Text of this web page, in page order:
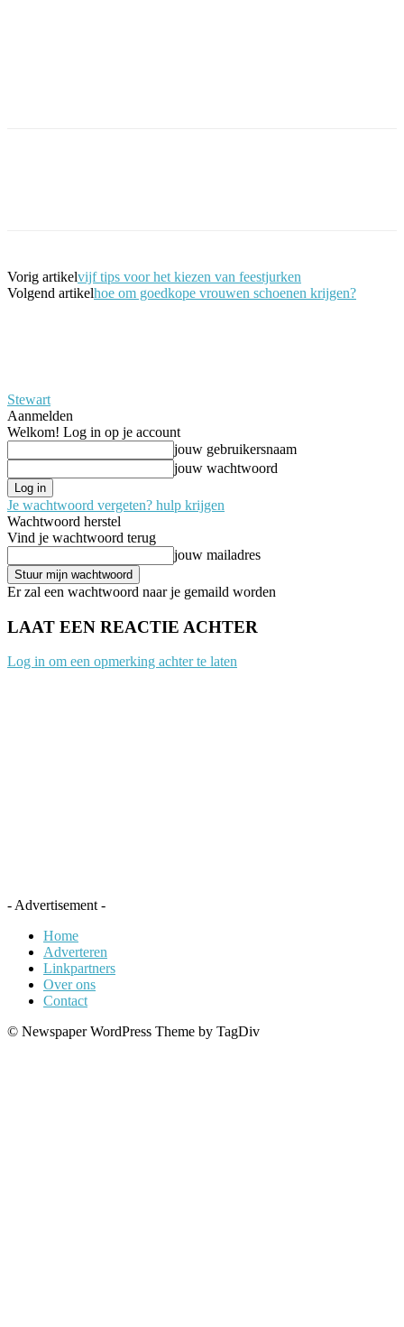
Vorig artikelvijf tips voor het kiezen van feestjurken
Volgend artikelhoe om goedkope vrouwen schoenen krijgen?
Stewart
Aanmelden
Welkom! Log in op je account
jouw gebruikersnaam
jouw wachtwoord
Je wachtwoord vergeten? hulp krijgen
Wachtwoord herstel
Vind je wachtwoord terug
jouw mailadres
Er zal een wachtwoord naar je gemaild worden
LAAT EEN REACTIE ACHTER
Log in om een opmerking achter te laten
- Advertisement -
Home
Adverteren
Linkpartners
Over ons
Contact
© Newspaper WordPress Theme by TagDiv